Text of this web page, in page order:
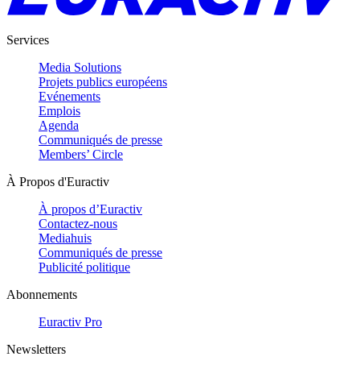
Services
Media Solutions
Projets publics européens
Evénements
Emplois
Agenda
Communiqués de presse
Members’ Circle
À Propos d'Euractiv
À propos d’Euractiv
Contactez-nous
Mediahuis
Communiqués de presse
Publicité politique
Abonnements
Euractiv Pro
Newsletters